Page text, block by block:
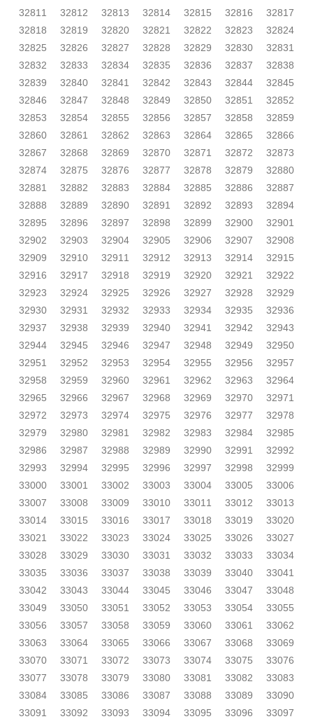
32811
32812 32813 32814 32815 32816
32817
32818
32819 32820 32821 32822 32823
32824
32825
32826 32827 32828 32829 32830
32831
32832
32833 32834 32835 32836 32837
32838
32839
32840 32841 32842 32843 32844
32845
32846
32847 32848 32849 32850 32851
32852
32853
32854 32855 32856 32857 32858
32859
32860
32861 32862 32863 32864 32865
32866
32867
32868 32869 32870 32871 32872
32873
32874
32875 32876 32877 32878 32879
32880
32881
32882 32883 32884 32885 32886
32887
32888
32889 32890 32891 32892 32893
32894
32895
32896 32897 32898 32899 32900
32901
32902
32903 32904 32905 32906 32907
32908
32909
32910 32911 32912 32913 32914
32915
32916
32917 32918 32919 32920 32921
32922
32923
32924 32925 32926 32927 32928
32929
32930
32931 32932 32933 32934 32935
32936
32937
32938 32939 32940 32941 32942
32943
32944
32945 32946 32947 32948 32949
32950
32951
32952 32953 32954 32955 32956
32957
32958
32959 32960 32961 32962 32963
32964
32965
32966 32967 32968 32969 32970
32971
32972
32973 32974 32975 32976 32977
32978
32979
32980 32981 32982 32983 32984
32985
32986
32987 32988 32989 32990 32991
32992
32993
32994 32995 32996 32997 32998
32999
33000
33001 33002 33003 33004 33005
33006
33007
33008 33009 33010 33011 33012
33013
33014
33015 33016 33017 33018 33019
33020
33021
33022 33023 33024 33025 33026
33027
33028
33029 33030 33031 33032 33033
33034
33035
33036 33037 33038 33039 33040
33041
33042
33043 33044 33045 33046 33047
33048
33049
33050 33051 33052 33053 33054
33055
33056
33057 33058 33059 33060 33061
33062
33063
33064 33065 33066 33067 33068
33069
33070
33071 33072 33073 33074 33075
33076
33077
33078 33079 33080 33081 33082
33083
33084
33085 33086 33087 33088 33089
33090
33091
33092 33093 33094 33095 33096
33097